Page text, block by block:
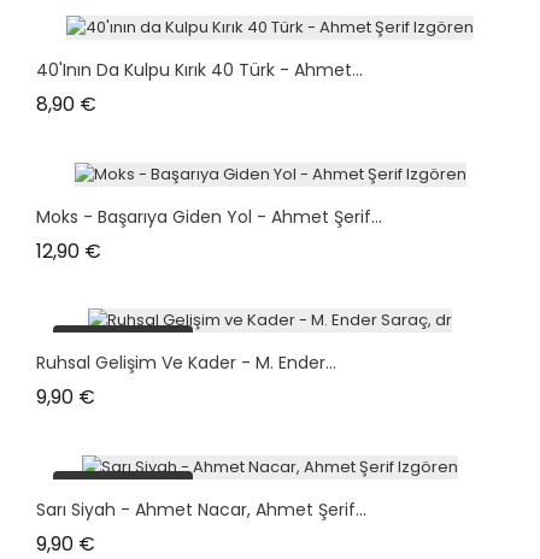
40'ının Da Kulpu Kırık 40 Türk - Ahmet...
8,90 €
Moks - Başarıya Giden Yol - Ahmet Şerif...
12,90 €
plus en stock
Ruhsal Gelişim Ve Kader - M. Ender...
9,90 €
plus en stock
Sarı Siyah - Ahmet Nacar, Ahmet Şerif...
9,90 €